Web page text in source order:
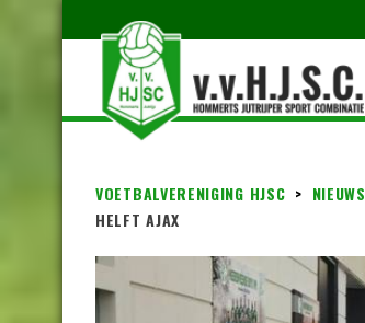
VOETBALVERENIGING HJSC > NIEUWS
HELFT AJAX